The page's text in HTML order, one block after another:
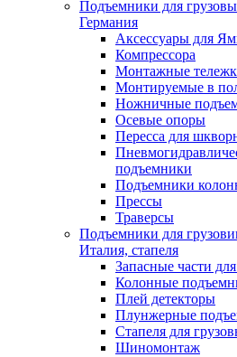
Подъемники для
Германия
Аксессуары для
Компрессора
Монтажные
Монтируемые в
Ножничные
Осевые опоры
Пересса для
подъемники
Подъемники
Прессы
Траверсы
Подъемники для
Италия, стапеля
Запасные части
Колонные
Плей детекторы
Плунжерные
Стапеля для
Шиномонтаж